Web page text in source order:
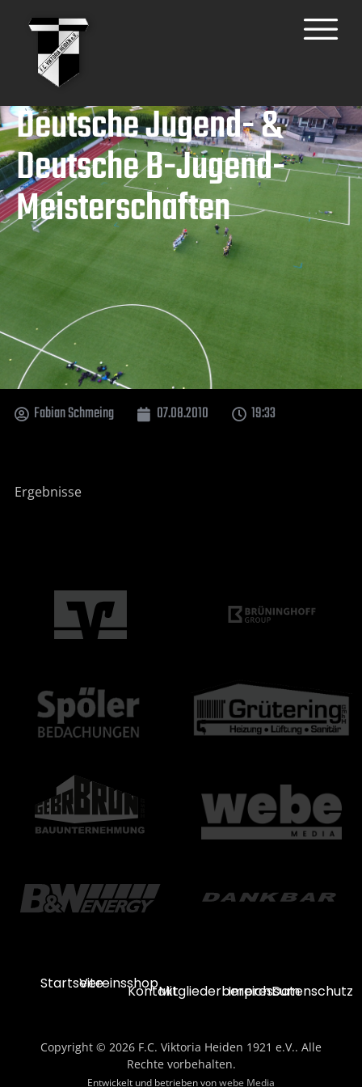
Deutsche Jugend- &
Deutsche B-Jugend-
Meisterschaften
Fabian Schmeing 07.08.2010 19:33
Ergebnisse
StartseiteVereinsshop
KontaktMitgliederbereich
ImpressumDatenschutz
Copyright © 2026 F.C. Viktoria Heiden 1921 e.V.. Alle
Rechte vorbehalten.
Entwickelt und betrieben vonwebe Media